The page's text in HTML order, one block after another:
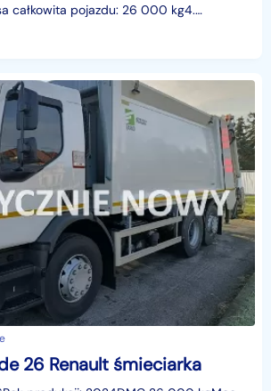
całkowita pojazdu: 26 000 kg4.
Norma emisji spalin: EURO 5 6. Ko
26 Renault śmieciarka